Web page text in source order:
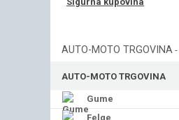
AUTO-MOTO TRGOVINA -
AUTO-MOTO TRGOVINA
Gume
Felge